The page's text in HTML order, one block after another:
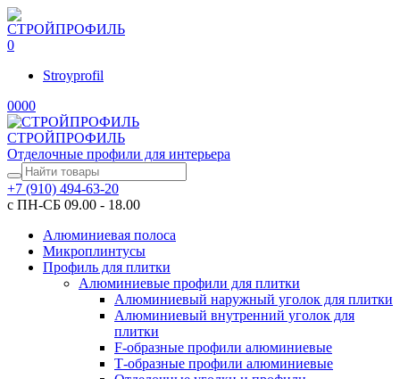
0
Stroyprofil
0000
СТРОЙПРОФИЛЬ
Отделочные профили для интерьера
+7 (910) 494-63-20
с ПН-СБ 09.00 - 18.00
Алюминиевая полоса
Микроплинтусы
Профиль для плитки
Алюминиевые профили для плитки
Алюминиевый наружный уголок для плитки
Алюминиевый внутренний уголок для
плитки
F-образные профили алюминиевые
Т-образные профили алюминиевые